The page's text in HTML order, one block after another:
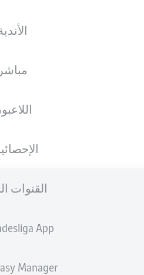
مباشر
القنوات
App
Manager
10.02.2003